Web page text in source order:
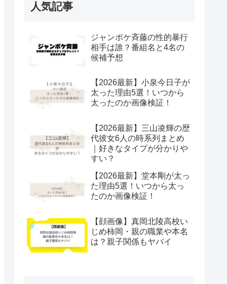
人気記事
ジャンポケ斉藤の性的暴行
相手は誰？番組名と4名の
候補予想
【2026最新】小泉今日子が
太った理由5選！いつから
太ったのか画像検証！
【2026最新】三山凌輝の歴
代彼女6人の時系列まとめ
｜好きなタイプが分かりや
すい？
【2026最新】堂本剛が太っ
た理由5選！いつから太っ
たのか画像検証！
【顔画像】真岡北陵高校い
じめ柿岡・親の職業や本名
は？親子関係もヤバイ